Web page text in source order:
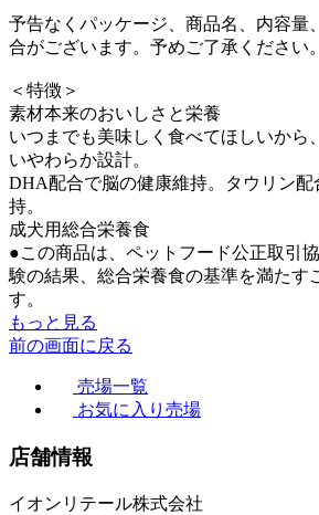
予告なくパッケージ、商品名、内容量
合がございます。予めご了承ください。
＜特徴＞
素材本来のおいしさと栄養
いつまでも美味しく食べてほしいから
いやわらか設計。
DHA配合で脳の健康維持。タウリン配
持。
成犬用総合栄養食
●この商品は、ペットフード公正取引
験の結果、総合栄養食の基準を満たす
す。
もっと見る
前の画面に戻る
売場一覧
お気に入り売場
店舗情報
イオンリテール株式会社